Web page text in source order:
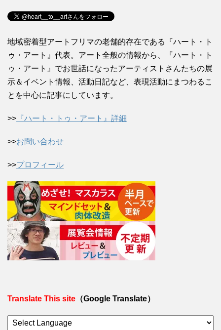
地域密着型アートフリマの老舗的存在である『ハート・ト
ゥ・アート』代表。アート全般の情報から、『ハート・ト
ゥ・アート』でお世話になったアーティストさんたちの展
示＆イベント情報、活動日記など、表現活動にまつわるこ
とを中心に記事にしています。
>> 『ハート・トゥ・アート』詳細
>>お問い合わせ
>>プロフィール
Translate This site （Google Translate）